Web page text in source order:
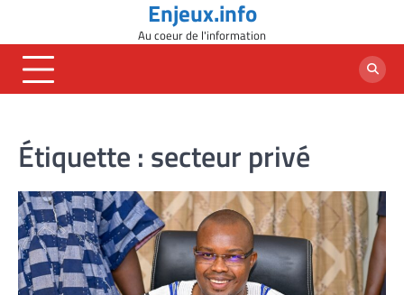
content
Enjeux.info
Au coeur de l'information
Étiquette : secteur privé